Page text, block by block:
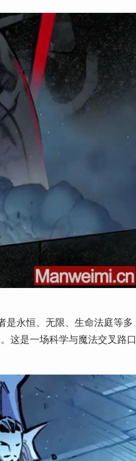
是永恒、无限、生命法庭等多
这是一场科学与魔法交叉路口